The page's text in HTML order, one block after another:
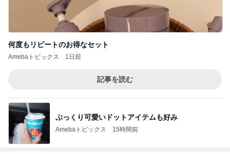
何度もリピートのお得なセット
Amebaトピックス 1日前
記事を読む
ぷっくり可愛いドットアイテムも好み
Amebaトピックス 15時間前